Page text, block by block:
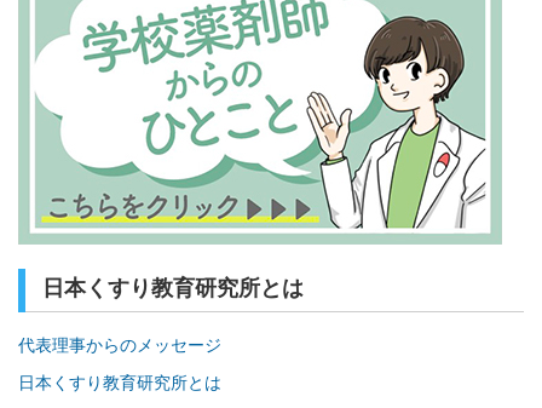
日本くすり教育研究所とは
代表理事からのメッセージ
日本くすり教育研究所とは